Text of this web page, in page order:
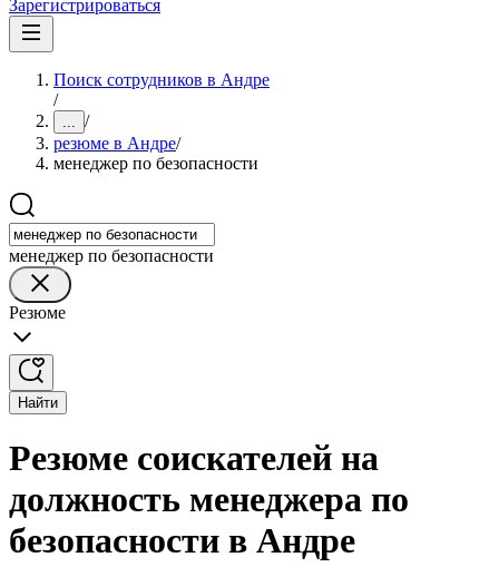
Зарегистрироваться
Поиск сотрудников в Андре
/
... /
резюме в Андре/
менеджер по безопасности
менеджер по безопасности
Резюме
Найти
Резюме соискателей на
должность менеджера по
безопасности в Андре